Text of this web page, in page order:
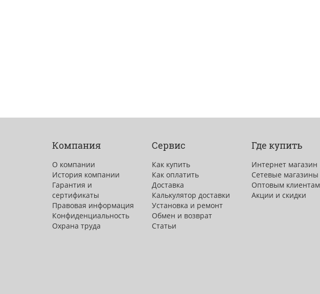
Компания
О компании
История компании
Гарантия и
сертификаты
Правовая информация
Конфиденциальность
Охрана труда
Сервис
Как купить
Как оплатить
Доставка
Калькулятор доставки
Установка и ремонт
Обмен и возврат
Статьи
Где купить
Интернет магазин
Сетевые магазины
Оптовым клиентам
Акции и скидки